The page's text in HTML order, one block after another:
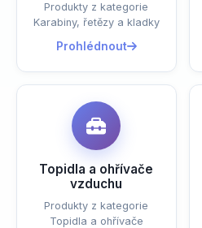
Produkty z kategorie
Karabiny, řetězy a kladky
Prohlédnout
Topidla a ohřívače
vzduchu
Produkty z kategorie
Topidla a ohřívače